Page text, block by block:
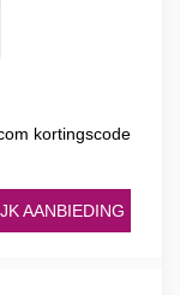
kortingscode
AANBIEDING